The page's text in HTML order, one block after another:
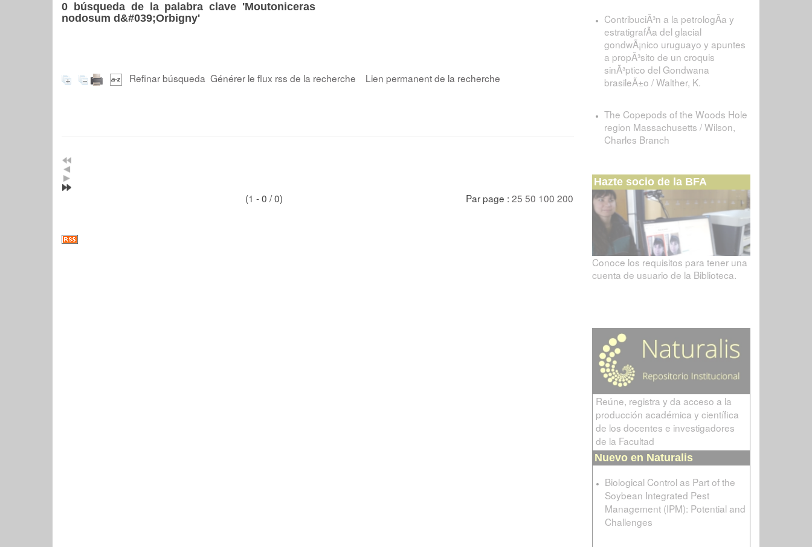
0 búsqueda de la palabra clave 'Moutoniceras
nodosum d&#039;Orbigny'
Refinar búsqueda Générer le flux rss de la recherche Lien permanent de la recherche
(1 - 0 / 0) Par page : 25 50 100 200
ContribuciÃ³n a la petrologÃ­a y
estratigrafÃ­a del glacial
gondwÃ¡nico uruguayo y apuntes
a propÃ³sito de un croquis
sinÃ³ptico del Gondwana
brasileÃ±o / Walther, K.
The Copepods of the Woods Hole
region Massachusetts / Wilson,
Charles Branch
Hazte socio de la BFA
Conoce los requisitos para tener una
cuenta de usuario de la Biblioteca.
Reúne, registra y da acceso a la
producción académica y científica
de los docentes e investigadores
de la Facultad
Nuevo en Naturalis
Biological Control as Part of the
Soybean Integrated Pest
Management (IPM): Potential and
Challenges